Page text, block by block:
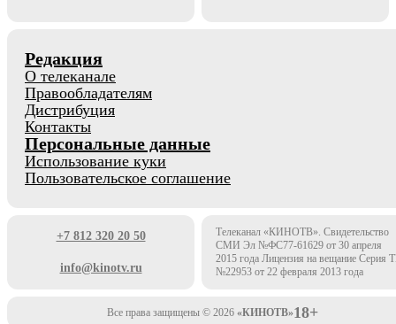
Редакция
О телеканале
Правообладателям
Дистрибуция
Контакты
Персональные данные
Использование куки
Пользовательское соглашение
+7 812 320 20 50
info@kinotv.ru
Телеканал «КИНОТВ». Свидетельство
СМИ Эл №ФС77-61629 от 30 апреля
2015 года Лицензия на вещание Серия
№22953 от 22 февраля 2013 года
Все права защищены © 2026 «КИНОТВ»18+